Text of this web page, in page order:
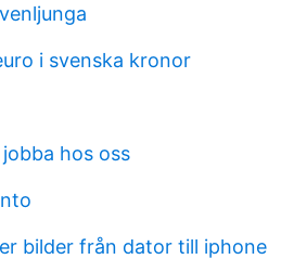
i svenska kronor
hos oss
bilder från dator till iphone